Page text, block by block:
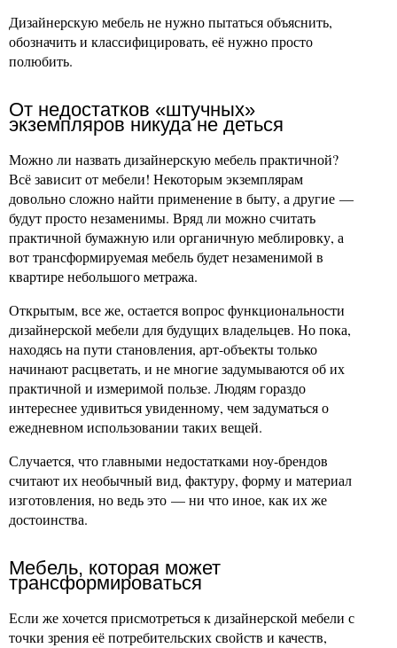
Дизайнерскую мебель не нужно пытаться объяснить,
обозначить и классифицировать, её нужно просто
полюбить.
От недостатков «штучных»
экземпляров никуда не деться
Можно ли назвать дизайнерскую мебель практичной?
Всё зависит от мебели! Некоторым экземплярам
довольно сложно найти применение в быту, а другие —
будут просто незаменимы. Вряд ли можно считать
практичной бумажную или органичную меблировку, а
вот трансформируемая мебель будет незаменимой в
квартире небольшого метража.
Открытым, все же, остается вопрос функциональности
дизайнерской мебели для будущих владельцев. Но пока,
находясь на пути становления, арт-объекты только
начинают расцветать, и не многие задумываются об их
практичной и измеримой пользе. Людям гораздо
интереснее удивиться увиденному, чем задуматься о
ежедневном использовании таких вещей.
Случается, что главными недостатками ноу-брендов
считают их необычный вид, фактуру, форму и материал
изготовления, но ведь это — ни что иное, как их же
достоинства.
Мебель, которая может
трансформироваться
Если же хочется присмотреться к дизайнерской мебели с
точки зрения её потребительских свойств и качеств,